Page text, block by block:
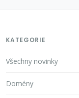
KATEGORIE
Všechny novinky
Domény